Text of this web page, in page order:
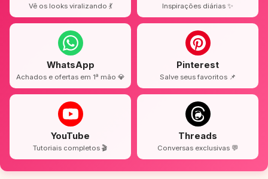
Vê os looks viralizando 💃 Inspirações diárias ✨
WhatsApp
Achados e ofertas em 1ª mão 💎
Pinterest
Salve seus favoritos 📌
YouTube
Tutoriais completos 🎬
Threads
Conversas exclusivas 💬